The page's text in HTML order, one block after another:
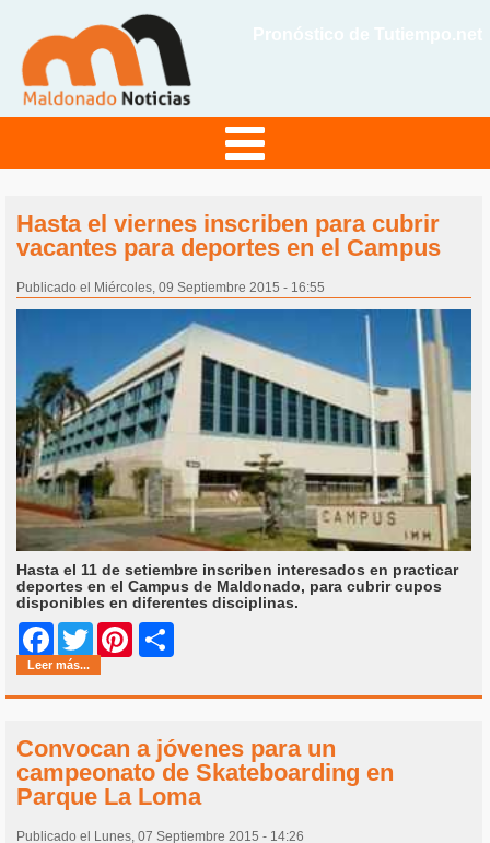
Hasta el viernes inscriben para cubrir
vacantes para deportes en el Campus
Publicado el Miércoles, 09 Septiembre 2015 - 16:55
Hasta el 11 de setiembre inscriben interesados en practicar
deportes en el Campus de Maldonado, para cubrir cupos
disponibles en diferentes disciplinas.
Facebook
Twitter Pinterest
Leer más...
Convocan a jóvenes para un
campeonato de Skateboarding en
Parque La Loma
Publicado el Lunes, 07 Septiembre 2015 - 14:26